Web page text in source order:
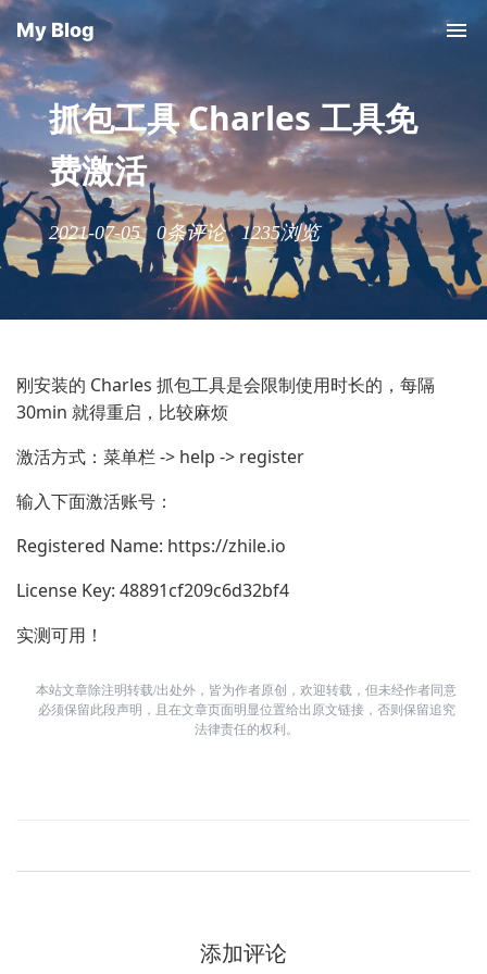
My Blog
抓包工具 Charles 工具免
费激活
2021-07-05 0条评论1235浏览
刚安装的 Charles 抓包工具是会限制使用时长的，每隔
30min 就得重启，比较麻烦
激活方式：菜单栏 -> help -> register
输入下面激活账号：
Registered Name: https://zhile.io
License Key: 48891cf209c6d32bf4
实测可用！
本站文章除注明转载/出处外，皆为作者原创，欢迎转载，但未经作者同意
必须保留此段声明，且在文章页面明显位置给出原文链接，否则保留追究
法律责任的权利。
添加评论